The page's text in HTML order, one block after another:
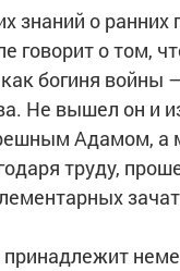
знаний о ранних
говорит о том,
богиня войны
Не вышел он и
Адамом, а
труду,